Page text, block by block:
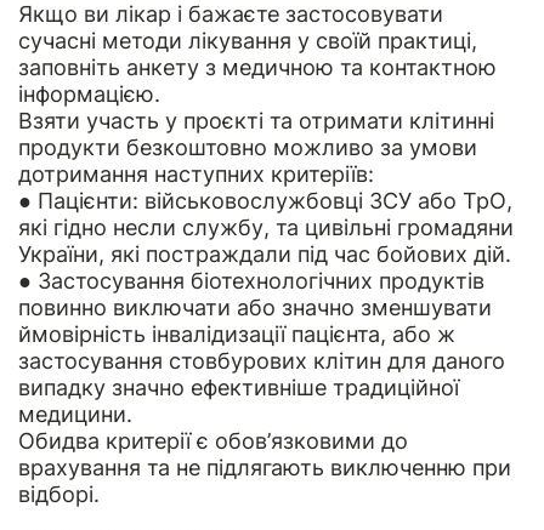
Якщо ви лікар і бажаєте застосовувати
сучасні методи лікування у своїй практиці,
заповніть анкету з медичною та контактною
інформацією.
Взяти участь у проєкті та отримати клітинні
продукти безкоштовно можливо за умови
дотримання наступних критеріїв:
● Пацієнти: військовослужбовці ЗСУ або ТрО,
які гідно несли службу, та цивільні громадяни
України, які постраждали під час бойових дій.
● Застосування біотехнологічних продуктів
повинно виключати або значно зменшувати
ймовірність інвалідизації пацієнта, або ж
застосування стовбурових клітин для даного
випадку значно ефективніше традиційної
медицини.
Обидва критерії є обов’язковими до
врахування та не підлягають виключенню при
відборі.